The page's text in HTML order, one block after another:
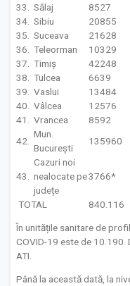
33.
Sălaj 8527
34. Sibiu 20855
35.
Suceava 21628
36.
Teleorman 10329
37.
Timiș 42248
38.
Tulcea 6639
39.
Vaslui 13484
40.
Vâlcea 12576
41.
Vrancea 8592
42.
Mun.
București
135960
43.
Cazuri noi
nealocate pe
județe
3766*
TOTAL 840.116
În unitățile sanitare de
COVID-19 este de 10.190.
ATI.
Până la această dată, la